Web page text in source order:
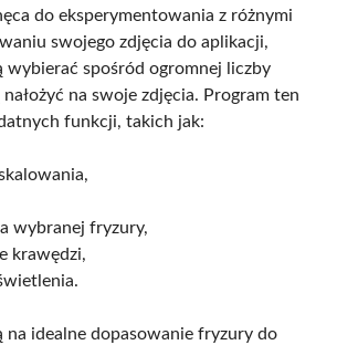
do eksperymentowania z różnymi
swojego zdjęcia do aplikacji,
wybierać spośród ogromnej liczby
na swoje zdjęcia. Program ten
funkcji, takich jak:
wybranej fryzury,
krawędzi,
na idealne dopasowanie fryzury do